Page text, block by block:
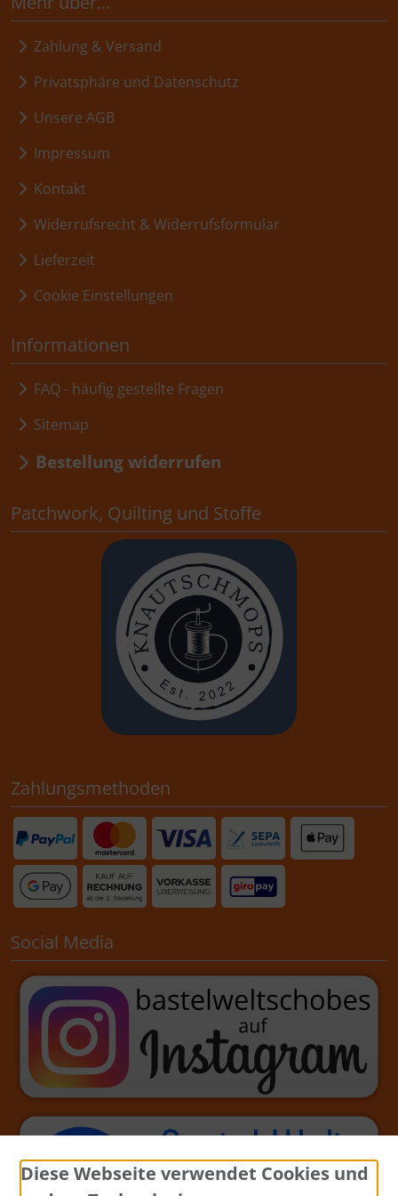
Zahlung & Versand
Privatsphäre und Datenschutz
Unsere AGB
Impressum
Kontakt
Widerrufsrecht & Widerrufsformular
Lieferzeit
Cookie Einstellungen
Informationen
FAQ - häufig gestellte Fragen
Sitemap
Bestellung widerrufen
Patchwork, Quilting und Stoffe
Zahlungsmethoden
Social Media
Diese Webseite verwendet Cookies und